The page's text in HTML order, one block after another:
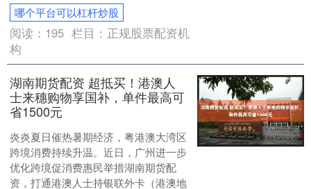
哪个平台可以杠杆炒股
阅读： 195 栏目： 正规股票配资机
构
湖南期货配资 超抵买！港澳人
士来穗购物享国补，单件最高可
省1500元
炎炎夏日催热暑期经济，粤港澳大湾区
跨境消费持续升温。近日，广州进一步
优化跨境促消费惠民举措湖南期货配
资，打通港澳人士持银联外卡（港澳地